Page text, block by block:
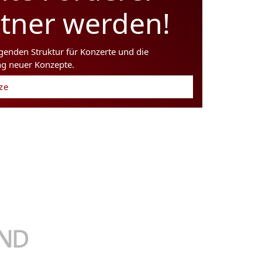
werden!
Struktur für Konzerte und die
neuer Konzepte.